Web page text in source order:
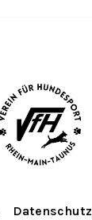
Datenschutz